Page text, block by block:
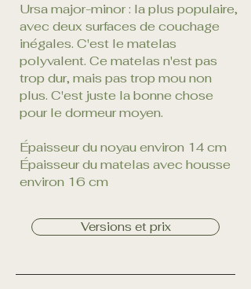
Ursa major-minor : la plus populaire,
avec deux surfaces de couchage
inégales. C'est le matelas
polyvalent. Ce matelas n'est pas
trop dur, mais pas trop mou non
plus. C'est juste la bonne chose
pour le dormeur moyen.
Épaisseur du noyau environ 14 cm
Épaisseur du matelas avec housse
environ 16 cm
Versions et prix